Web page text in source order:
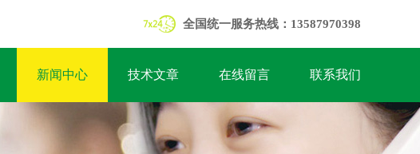
全国统一服务热线：13587970398
新闻中心 技术文章 在线留言 联系我们